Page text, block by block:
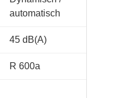
automatisch
45 dB(A)
R 600a